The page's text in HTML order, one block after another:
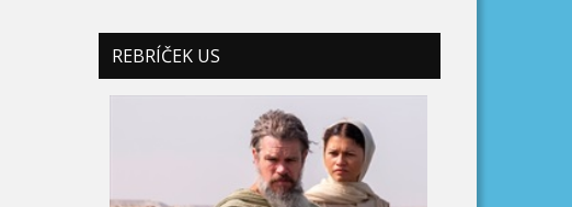
REBRÍČEK US